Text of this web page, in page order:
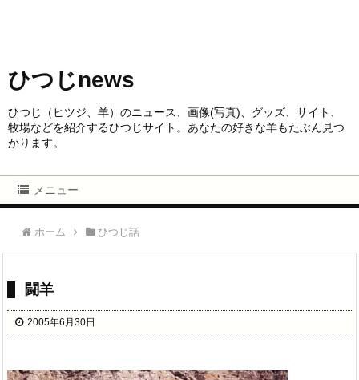
ひつじnews
ひつじ（ヒツジ、羊）のニュース、画像(写真)、グッズ、サイト、
牧場などを紹介するひつじサイト。あなたの好きな羊もたぶん見つ
かります。
メニュー
ホーム ひつじ話
闘羊
2005年6月30日